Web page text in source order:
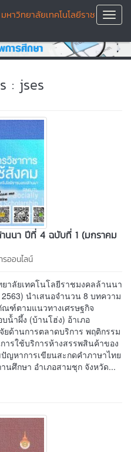
าวิทยาลัยเทคโนโลยีราช
: jses
านนา ปีที่ 4 ฉบับที่ 1 (มกราคม
รออนไลน์
าลัยเทคโนโลยีราชมงคลล้านนา
นำเสนอจำนวน 8 บทความ
ฑ์ตามแนวทางเศรษฐกิจ
น้้าผึ้ง (บ้านโฮ่ง) อ้าเภอ
ยด้านการตลาดบริการ พฤติกรรม
ารใช้บริการห้างสรรพสินค้าของ
ญหาการเขียนสะกดคำภาษาไทย
นศึกษา อำเภอสามชุก จังหวัด...